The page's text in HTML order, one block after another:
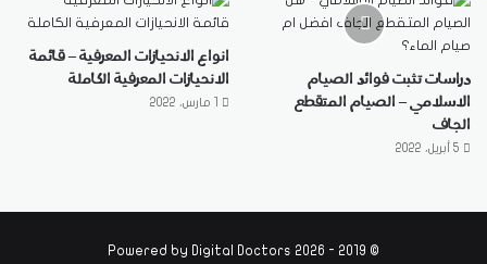
دراسات تثبت فوائد الصيام
الاسلامي – الصيام المتقطع
الجاف
5 أبريل، 2022
انواع الانحيازات المعرفية – قائمة
الانحيازات المعرفية الكاملة
© 2019 - 2026 Powered by
Digital Doctors